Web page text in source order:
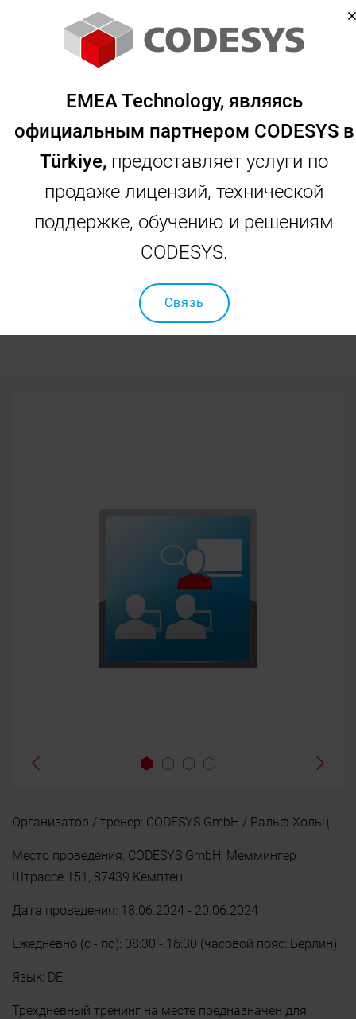
CODESYS Academy Training V3
Продвинутый
Система разработки CODESYS v3
CODESYS Academy Training V3 Продвинутый
Организатор / тренер: CODESYS GmbH / Ральф Хольц
Место проведения: CODESYS GmbH, Меммингер
Штрассе 151, 87439 Кемптен
Дата проведения: 18.06.2024 - 20.06.2024
Ежедневно (с - по): 08:30 - 16:30 (часовой пояс: Берлин)
Язык: DE
Трехдневный тренинг на месте предназначен для
EMEA Technology, являясь
официальным партнером CODESYS в
Türkiye, предоставляет услуги по
продаже лицензий, технической
поддержке, обучению и решениям
CODESYS.
Связь